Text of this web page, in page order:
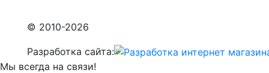
© 2010-2026
Разработка сайта:
Мы всегда на связи!